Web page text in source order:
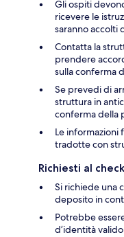
Gli ospiti
ricevere le
saranno accolti
Contatta la
prendere
sulla conferma
Se prevedi di
struttura in
conferma della
Le
tradotte con
Richiesti al
Si richiede una
deposito in
Potrebbe
d’identità valido